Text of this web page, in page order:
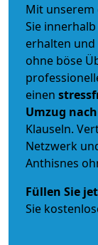
Mit unserem
Sie
erhalten
ohne böse
einen
Umzug
Klauseln.
Netzwerk
Anthisnes
Füllen Sie
Sie